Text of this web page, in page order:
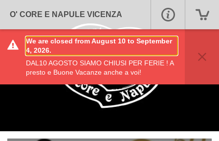
O' CORE E NAPULE VICENZA
We are closed from August 10 to September
4, 2026.
DAL10 AGOSTO SIAMO CHIUSI PER FERIE ! A
presto e Buone Vacanze anche a voi!